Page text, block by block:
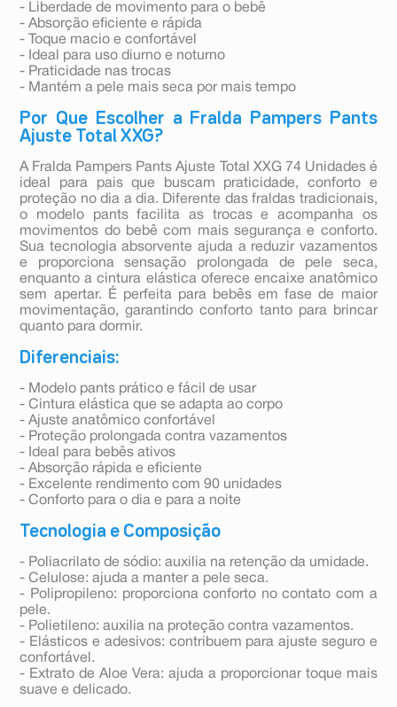
- Liberdade de movimento para o bebê
- Absorção eficiente e rápida
- Toque macio e confortável
- Ideal para uso diurno e noturno
- Praticidade nas trocas
- Mantém a pele mais seca por mais tempo
Por Que Escolher a Fralda Pampers Pants
Ajuste Total XXG?
A Fralda Pampers Pants Ajuste Total XXG 74 Unidades é
ideal para pais que buscam praticidade, conforto e
proteção no dia a dia. Diferente das fraldas tradicionais,
o modelo pants facilita as trocas e acompanha os
movimentos do bebê com mais segurança e conforto.
Sua tecnologia absorvente ajuda a reduzir vazamentos
e proporciona sensação prolongada de pele seca,
enquanto a cintura elástica oferece encaixe anatômico
sem apertar. É perfeita para bebês em fase de maior
movimentação, garantindo conforto tanto para brincar
quanto para dormir.
Diferenciais:
- Modelo pants prático e fácil de usar
- Cintura elástica que se adapta ao corpo
- Ajuste anatômico confortável
- Proteção prolongada contra vazamentos
- Ideal para bebês ativos
- Absorção rápida e eficiente
- Excelente rendimento com 90 unidades
- Conforto para o dia e para a noite
Tecnologia e Composição
- Poliacrilato de sódio: auxilia na retenção da umidade.
- Celulose: ajuda a manter a pele seca.
- Polipropileno: proporciona conforto no contato com a
pele.
- Polietileno: auxilia na proteção contra vazamentos.
- Elásticos e adesivos: contribuem para ajuste seguro e
confortável.
- Extrato de Aloe Vera: ajuda a proporcionar toque mais
suave e delicado.